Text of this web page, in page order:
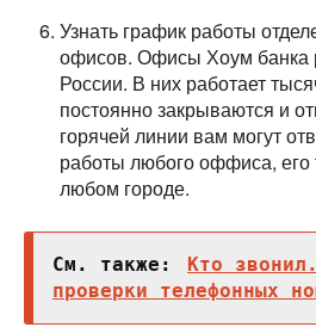
Узнать график работы
офисов. Офисы Хоум банка
России. В них работает
постоянно закрываются и
горячей линии вам могут
работы любого оффиса, его
любом городе.
См. также:
Кто
проверки телефонных